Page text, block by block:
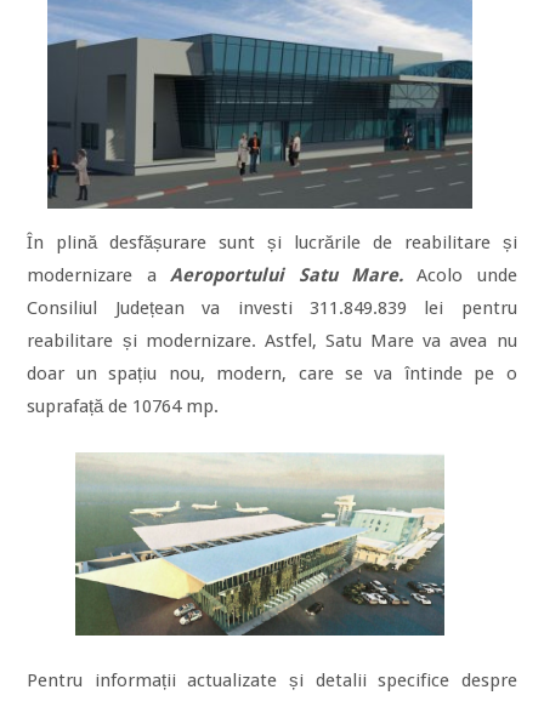
În plină desfășurare sunt și lucrările de reabilitare și
modernizare aAeroportului Satu Mare.Acolo unde
Consiliul Județean va investi 311.849.839 lei pentru
reabilitare și modernizare. Astfel, Satu Mare va avea nu
doar un spațiu nou, modern, care se va întinde pe o
suprafață de 10764 mp.
Pentru informații actualizate și detalii specifice despre